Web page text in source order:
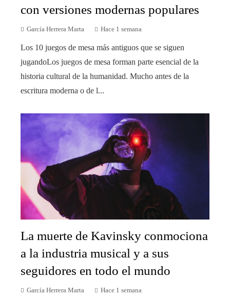
con versiones modernas populares
García Herrera Marta Hace 1 semana
Los 10 juegos de mesa más antiguos que se siguen
jugandoLos juegos de mesa forman parte esencial de la
historia cultural de la humanidad. Mucho antes de la
escritura moderna o de l...
La muerte de Kavinsky conmociona
a la industria musical y a sus
seguidores en todo el mundo
García Herrera Marta Hace 1 semana